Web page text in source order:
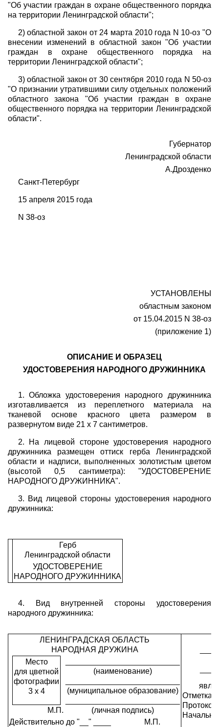
"Об участии граждан в охране общественного порядка
на территории Ленинградской области";
2) областной закон от 24 марта 2010 года N 10-оз "О
внесении изменений в областной закон "Об участии
граждан в охране общественного порядка на
территории Ленинградской области";
3) областной закон от 30 сентября 2010 года N 50-оз
"О признании утратившими силу отдельных положений
областного закона "Об участии граждан в охране
общественного порядка на территории Ленинградской
области".
Губернатор
Ленинградской области
А.Дрозденко
Санкт-Петербург
15 апреля 2015 года
N 38-оз
УСТАНОВЛЕНЫ
областным законом
от 15.04.2015 N 38-оз
(приложение 1)
ОПИСАНИЕ И ОБРАЗЕЦ
УДОСТОВЕРЕНИЯ НАРОДНОГО ДРУЖИННИКА
1. Обложка удостоверения народного дружинника
изготавливается из переплетного материала на
тканевой основе красного цвета размером в
развернутом виде 21 x 7 сантиметров.
2. На лицевой стороне удостоверения народного
дружинника размещен оттиск герба Ленинградской
области и надписи, выполненных золотистым цветом
(высотой 0,5 сантиметра): "УДОСТОВЕРЕНИЕ
НАРОДНОГО ДРУЖИННИКА".
3. Вид лицевой стороны удостоверения народного
дружинника:
Герб
Ленинградской области
УДОСТОВЕРЕНИЕ
НАРОДНОГО ДРУЖИННИКА
4. Вид внутренней стороны удостоверения
народного дружинника:
ЛЕНИНГРАДСКАЯ ОБЛАСТЬ
НАРОДНАЯ ДРУЖИНА
Место
для цветной
фотографии
3 x 4
(наименование)
(муниципальное образование)
(личная подпись)
Отметка
М.П.
Действительно до "__" ____
М.П.